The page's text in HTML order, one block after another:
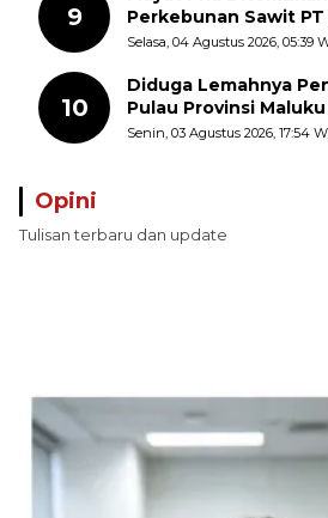
9
Perkebunan Sawit
Polisi Selidiki
Selasa, 04 Agustus 2026, 05:39
10
Diduga Lemahnya
Pulau Provinsi
Pungli terhadap
Senin, 03 Agustus 2026, 17:54
Opini
Tulisan terbaru dan update